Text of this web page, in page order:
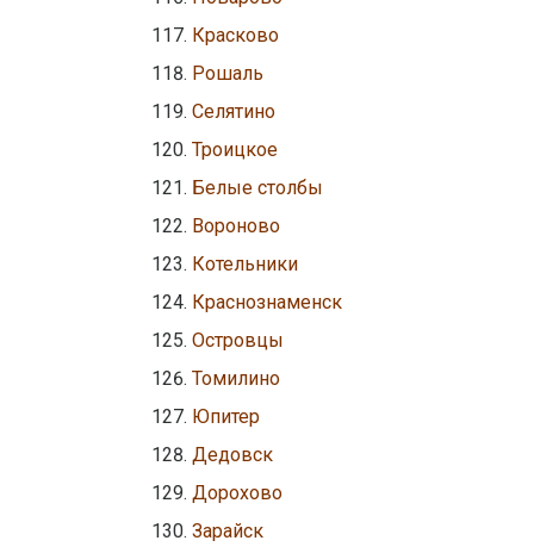
Красково
Рошаль
Селятино
Троицкое
Белые столбы
Вороново
Котельники
Краснознаменск
Островцы
Томилино
Юпитер
Дедовск
Дорохово
Зарайск